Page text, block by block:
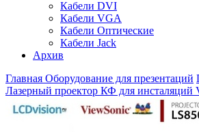
Кабели DVI
Кабели VGA
Кабели Оптические
Кабели Jack
Архив
Главная Оборудование для презентаций
Лазерный проектор КФ для инсталяций